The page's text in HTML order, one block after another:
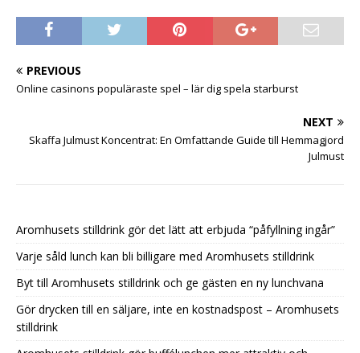
PREVIOUS
Online casinons populäraste spel – lär dig spela starburst
NEXT
Skaffa Julmust Koncentrat: En Omfattande Guide till Hemmagjord
Julmust
Aromhusets stilldrink gör det lätt att erbjuda “påfyllning ingår”
Varje såld lunch kan bli billigare med Aromhusets stilldrink
Byt till Aromhusets stilldrink och ge gästen en ny lunchvana
Gör drycken till en säljare, inte en kostnadspost – Aromhusets
stilldrink